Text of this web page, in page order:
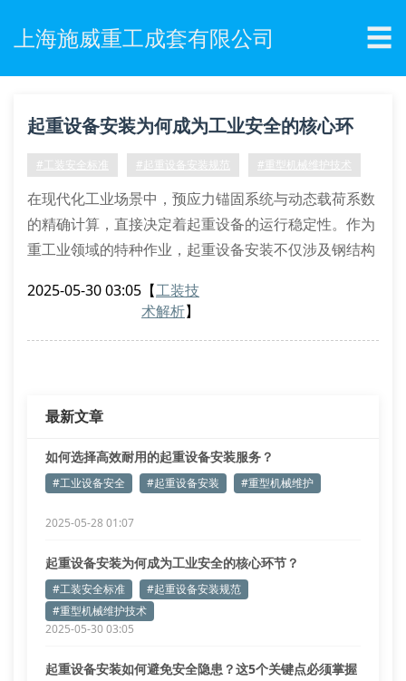
上海施威重工成套有限公司 ☰
起重设备安装为何成为工业安全的核心环
节？
#工装安全标准 #起重设备安装规范 #重型机械维护技术
在现代化工业场景中，预应力锚固系统与动态载荷系数
的精确计算，直接决定着起重设备的运行稳定性。作为
重工业领域的特种作业，起重设备安装不仅涉及钢结构
险。
轨道平直度偏差和
2025-05-30 03:05 【工装技
术解析】
最新文章
如何选择高效耐用的起重设备安装服务？
#工业设备安全 #起重设备安装 #重型机械维护
2025-05-28 01:07
起重设备安装为何成为工业安全的核心环节？
#工装安全标准
#起重设备安装规范
#重型机械维护技术
2025-05-30 03:05
起重设备安装如何避免安全隐患？这5个关键点必须掌握